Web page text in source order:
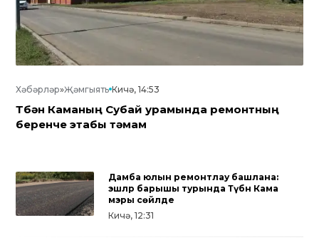
Хәбәрләр»Җәмгыять Кичә, 14:53
Түбән Каманың Субай урамында ремонтның
беренче этабы тәмам
Дамба юлын ремонтлау башлана:
эшләр барышы турында Түбән Кама
мэры сөйләде
Кичә, 12:31